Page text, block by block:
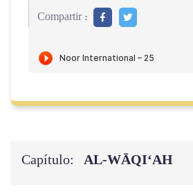
Compartir :
Capítulo: AL‑WĀQI‘AH